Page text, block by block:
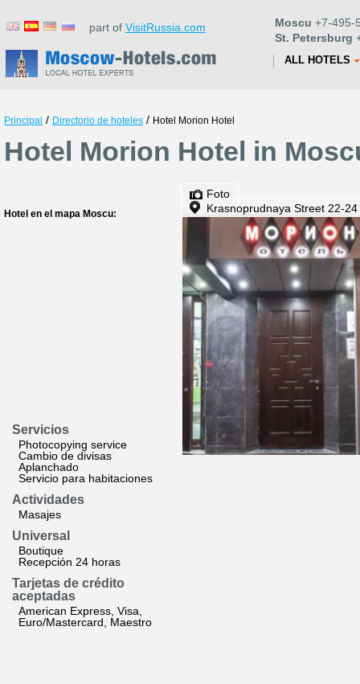
part of VisitRussia.com Moscu +7-495-
St. Petersburg
ALL HOTELS
Principal / Directorio de hoteles / Hotel Morion Hotel
Hotel Morion Hotel in
Hotel en el mapa Moscu:
Servicios
Photocopying service
Cambio de divisas
Aplanchado
Servicio para habitaciones
Actividades
Masajes
Universal
Boutique
Recepción 24 horas
Tarjetas de crédito
aceptadas
American Express, Visa,
Euro/Mastercard, Maestro
Foto
Krasnoprudnaya Street 22-24